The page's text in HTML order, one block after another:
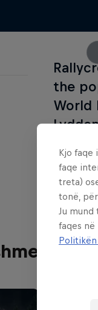
the
World
and
Kjo faqe
faqe
treta)
tonë,
Ju
faqes